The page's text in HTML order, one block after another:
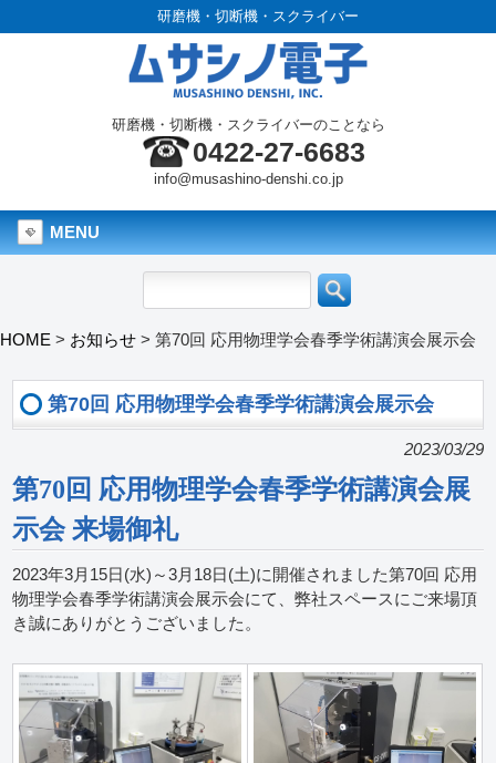
研磨機・切断機・スクライバー
研磨機・切断機・スクライバーのことなら
0422-27-6683
info@musashino-denshi.co.jp
MENU
HOME > お知らせ > 第70回 応用物理学会春季学術講演会展示会
第70回 応用物理学会春季学術講演会展示会
2023/03/29
第70回 応用物理学会春季学術講演会展
示会 来場御礼
2023年3月15日(水)～3月18日(土)に開催されました第70回 応用
物理学会春季学術講演会展示会にて、弊社スペースにご来場頂
き誠にありがとうございました。